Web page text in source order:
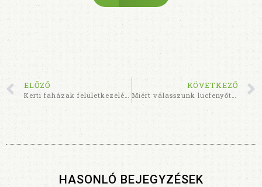
ELŐZŐ KÖVETKEZŐ
HASONLÓ BEJEGYZÉSEK